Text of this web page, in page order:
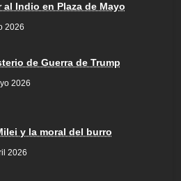
al Indio en Plaza de Mayo
2026
de Guerra de Trump
2026
y la moral del burro
2026